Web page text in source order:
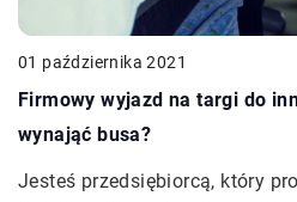
01 października 2021
Firmowy wyjazd na targi do
wynająć busa?
Jesteś przedsiębiorcą, który